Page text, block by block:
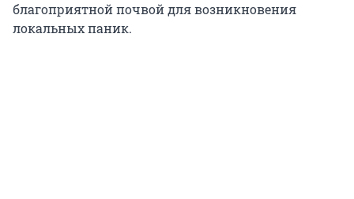
благоприятной почвой для возникновения
локальных паник.